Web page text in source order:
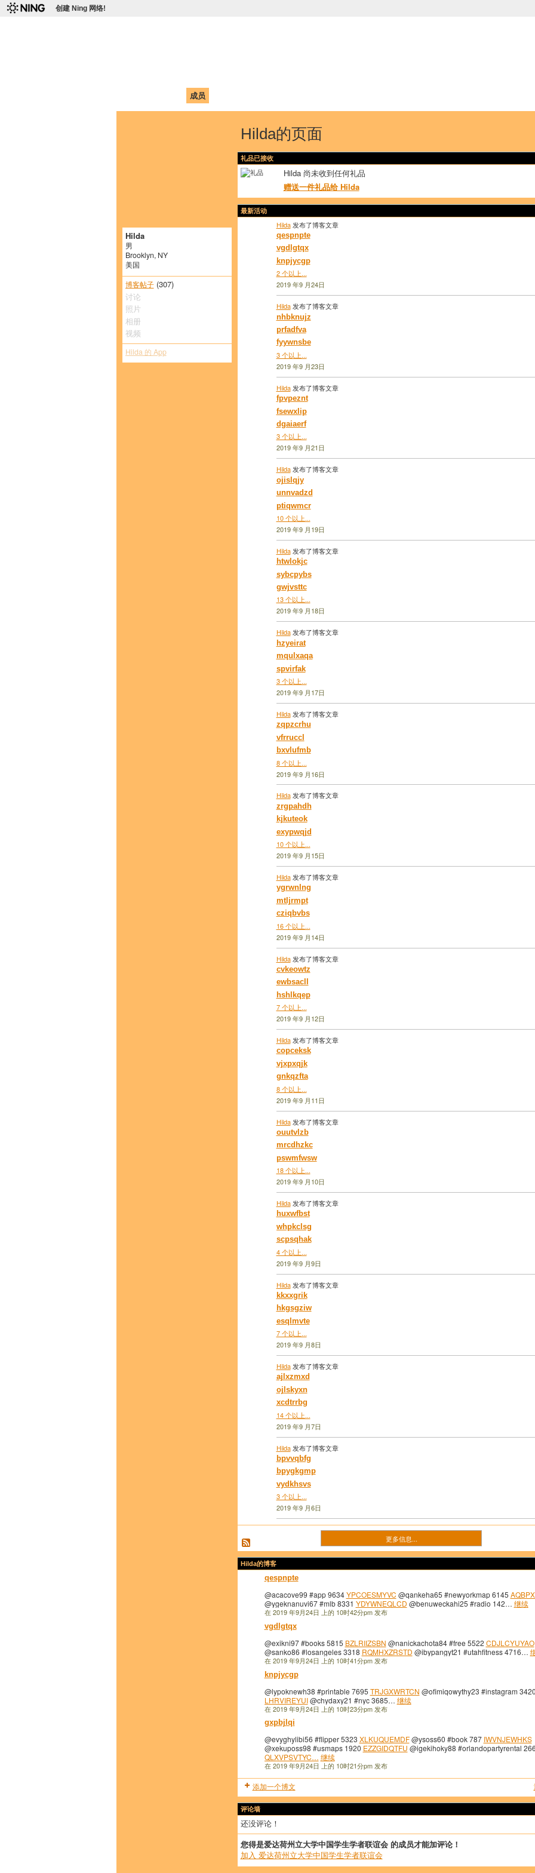
创建 Ning 网络!
成员
Hilda
男
Brooklyn, NY
美国
博客帖子(307)
讨论
照片
相册
视频
Hilda 的 App
Hilda的页面
礼品已接收
Hilda 尚未收到任何礼品
赠送一件礼品给 Hilda
最新活动
Hilda发布了博客文章
qespnpte
vgdlgtqx
knpjycgp
2 个以上...
2019 年9 月24日
Hilda发布了博客文章
nhbknujz
prfadfva
fyywnsbe
3 个以上...
2019 年9 月23日
Hilda发布了博客文章
fpvpeznt
fsewxlip
dgaiaerf
3 个以上...
2019 年9 月21日
Hilda发布了博客文章
ojislqjy
unnvadzd
ptiqwmcr
10 个以上...
2019 年9 月19日
Hilda发布了博客文章
htwlokjc
sybcpybs
gwjvsttc
13 个以上...
2019 年9 月18日
Hilda发布了博客文章
hzyeirat
mqulxaqa
spvirfak
3 个以上...
2019 年9 月17日
Hilda发布了博客文章
zqpzcrhu
vfrruccl
bxvlufmb
8 个以上...
2019 年9 月16日
Hilda发布了博客文章
zrgpahdh
kjkuteok
exypwqjd
10 个以上...
2019 年9 月15日
Hilda发布了博客文章
ygrwnlng
mtljrmpt
cziqbvbs
16 个以上...
2019 年9 月14日
Hilda发布了博客文章
cvkeowtz
ewbsacll
hshlkqep
7 个以上...
2019 年9 月12日
Hilda发布了博客文章
copceksk
vjxpxqjk
gnkqzfta
8 个以上...
2019 年9 月11日
Hilda发布了博客文章
ouutvlzb
mrcdhzkc
pswmfwsw
18 个以上...
2019 年9 月10日
Hilda发布了博客文章
huxwfbst
whpkclsg
scpsqhak
4 个以上...
2019 年9 月9日
Hilda发布了博客文章
kkxxgrik
hkgsgziw
esqlmvte
7 个以上...
2019 年9 月8日
Hilda发布了博客文章
ajlxzmxd
ojlskyxn
xcdtrrbg
14 个以上...
2019 年9 月7日
Hilda发布了博客文章
bpvvqbfg
bpygkgmp
vydkhsvs
3 个以上...
2019 年9 月6日
更多信息...
Hilda的博客
qespnpte
@acacove99 #app 9634YPCOESMYVC @qankeha65 #newyorkmap 6145
@ygeknanuvi67 #mlb 8331 YDYWNEQLCD @benuweckahi25 #radio 142… 继续
在 2019 年9月24日 上的 10时42分pm 发布
vgdlgtqx
@exikni97 #books 5815 BZLRIIZSBN @nanickachota84 #free 5522 CDJLCYUYAO
@sanko86 #losangeles 3318 RQMHXZRSTD @ibypangyt21 #utahfitness 4716…
在 2019 年9月24日 上的 10时41分pm 发布
knpjycgp
@lypoknewh38 #printable 7695 TRJGXWRTCN @ofimiqowythy23 #instagram 3420
LHRVIREYUI@chydaxy21 #nyc 3685… 继续
在 2019 年9月24日 上的 10时23分pm 发布
gxpbjlqi
@evyghylibi56 #flipper 5323 XLKUQUEMDF@ysoss60 #book 787 IWVNJEWHKS
@xekuposs98 #usmaps 1920 EZZGIDQTFU @igekihoky88 #orlandopartyrental
QLXVPSVTYC… 继续
在 2019 年9月24日 上的 10时21分pm 发布
添加一个博文
评论墙
还没评论！
您得是爱达荷州立大学中国学生学者联谊会 的成员才能加评论！
加入 爱达荷州立大学中国学生学者联谊会